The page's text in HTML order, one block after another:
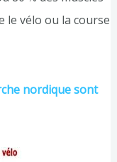
le vélo ou la course
nordique sont